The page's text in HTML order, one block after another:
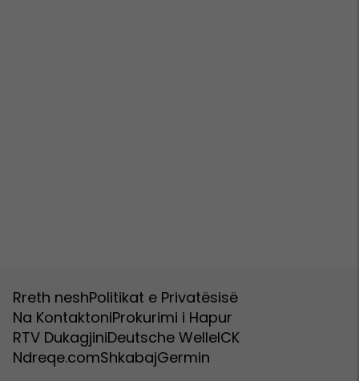
Rreth neshPolitikat e Privatësisë
Na KontaktoniProkurimi i Hapur
RTV DukagjiniDeutsche WelleICK
Ndreqe.comShkabajGermin